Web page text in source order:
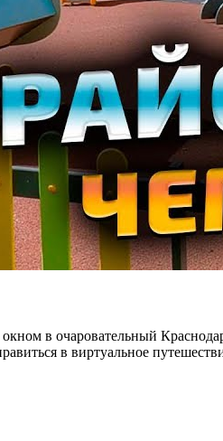
в очаровательный
в виртуальное